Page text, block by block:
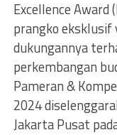
Excellence Award
prangko eksklusif
dukungannya
perkembangan
Pameran &
2024
Jakarta Pusat